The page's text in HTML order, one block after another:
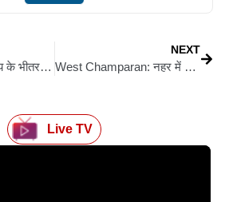
Siwan: प्रत्येक मनुष्य के भीतर ईश्वर का स्वरूप है- प्रमोद कुमार मल्ल
NEXT
West Champaran: नहर में डूबने से 18 वर्षीय युवक की मौत, टहलने के दौरान फिसला पैर
Live TV